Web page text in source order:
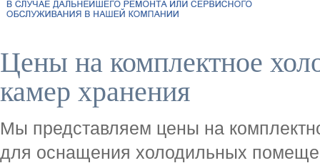
Цены на комплектное
камер хранения
Мы представляем цены на
для оснащения холодильных